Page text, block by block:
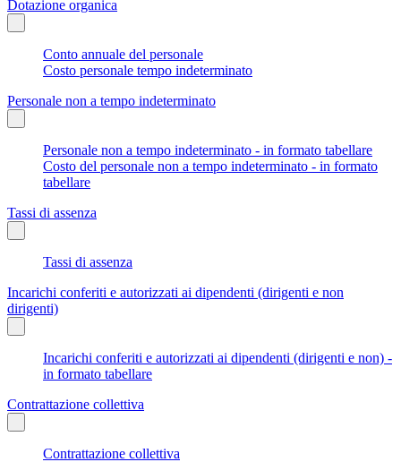
Dotazione organica
Conto annuale del personale
Costo personale tempo indeterminato
Personale non a tempo indeterminato
Personale non a tempo indeterminato - in formato tabellare
Costo del personale non a tempo indeterminato - in formato
tabellare
Tassi di assenza
Tassi di assenza
Incarichi conferiti e autorizzati ai dipendenti (dirigenti e non
dirigenti)
Incarichi conferiti e autorizzati ai dipendenti (dirigenti e non) -
in formato tabellare
Contrattazione collettiva
Contrattazione collettiva